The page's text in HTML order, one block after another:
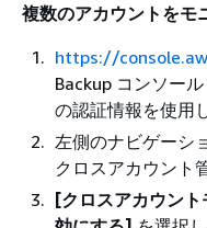
複数のアカウントをモ
https://
Backup コンソー
の認証情報を使用
左側のナビゲーシ
クロスアカウント
[クロスアカウン